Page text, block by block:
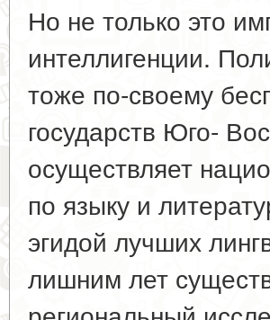
Но не только это
интеллигенции.
тоже по-своему
государств Юго-
осуществляет
по языку и
эгидой лучших
лишним лет